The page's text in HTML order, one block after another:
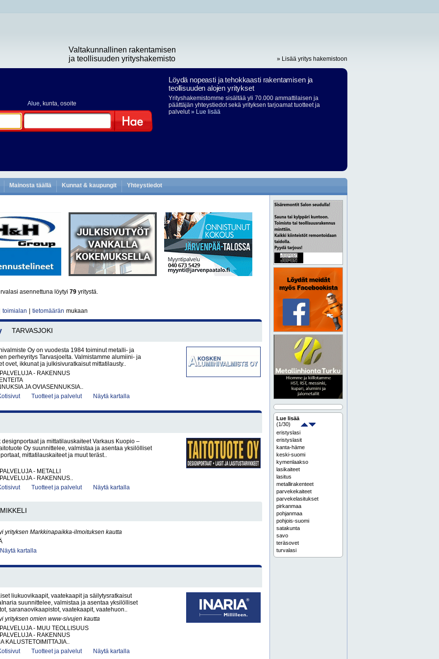
Valtakunnallinen rakentamisen
ja teollisuuden yrityshakemisto
» Lisää yritys hakemistoon
Alue, kunta, osoite
Löydä nopeasti ja tehokkaasti rakentamisen ja
teollisuuden alojen yritykset
Yrityshakemistomme sisältää yli 70.000 ammattilaisen ja
päättäjän yhteystiedot sekä yrityksen tarjoamat tuotteet ja
palvelut» Lue lisää
Mainosta täällä Kunnat & kaupungit Yhteystiedot
asennettuna löytyi 79 yritystä.
toimialan tietomäärän mukaan
TARVASJOKI
Oy on vuodesta 1984 toiminut metalli- ja
perheyritys Tarvasjoelta. Valmistamme alumiini- ja
ovet, ikkunat ja julkisivuratkaisut mittatilausty..
- RAKENNUS
JA OVIASENNUKSIA..
Tuotteet ja palvelut Näytä kartalla
designportaat ja mittatilauskaiteet Varkaus Kuopio –
Oy suunnittelee, valmistaa ja asentaa yksilölliset
mittatilauskaiteet ja muut teräst..
- METALLI
- RAKENNUS..
Tuotteet ja palvelut Näytä kartalla
MIKKELI
yrityksen Markkinapaikka-ilmoituksen kautta
Näytä kartalla
liukuovikaapit, vaatekaapit ja säilytysratkaisut
suunnittelee, valmistaa ja asentaa yksilölliset
saranaovikaapistot, vaatekaapit, vaatehuon..
yrityksen omien www-sivujen kautta
- MUU TEOLLISUUS
- RAKENNUS
KALUSTETOIMITTAJIA..
Tuotteet ja palvelut Näytä kartalla
Lue lisää
(1/30)
eristyslasi
eristyslasit
kanta-häme
keski-suomi
kymenlaakso
lasikaiteet
lasitus
metallirakenteet
parvekekaiteet
parvekelasitukset
pirkanmaa
pohjanmaa
pohjois-suomi
satakunta
savo
teräsovet
turvalasi
turvalasit